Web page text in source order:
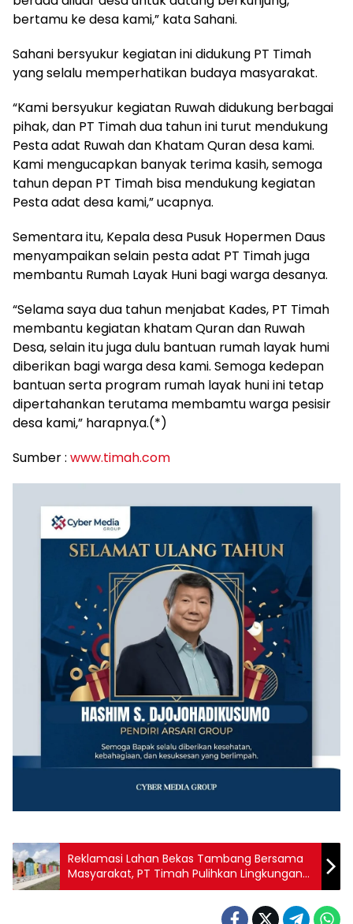
bertamu ke desa kami,” kata Sahani.
Sahani bersyukur kegiatan ini didukung PT Timah
yang selalu memperhatikan budaya masyarakat.
“Kami bersyukur kegiatan Ruwah didukung berbagai
pihak, dan PT Timah dua tahun ini turut mendukung
Pesta adat Ruwah dan Khatam Quran desa kami.
Kami mengucapkan banyak terima kasih, semoga
tahun depan PT Timah bisa mendukung kegiatan
Pesta adat desa kami,” ucapnya.
Sementara itu, Kepala desa Pusuk Hopermen Daus
menyampaikan selain pesta adat PT Timah juga
membantu Rumah Layak Huni bagi warga desanya.
“Selama saya dua tahun menjabat Kades, PT Timah
membantu kegiatan khatam Quran dan Ruwah
Desa, selain itu juga dulu bantuan rumah layak humi
diberikan bagi warga desa kami. Semoga kedepan
bantuan serta program rumah layak huni ini tetap
dipertahankan terutama membamtu warga pesisir
desa kami,” harapnya.(*)
Sumber : www.timah.com
Reklamasi Lahan Bekas Tambang Bersama
Masyarakat, PT Timah Pulihkan Lingkungan
Sekaligus Berikan Dampak Ekonomi